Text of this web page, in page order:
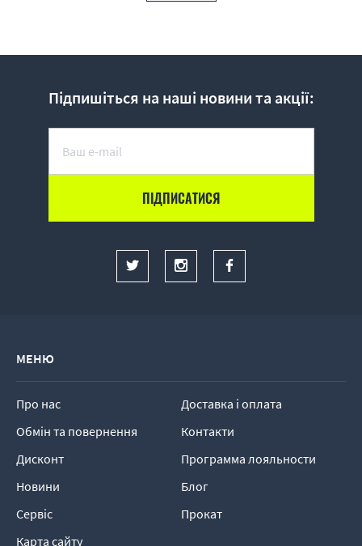
Підпишіться на наші новини та акції:
МЕНЮ
Про нас
Доставка і оплата
Обмін та повернення
Контакти
Дисконт
Программа лояльности
Новини
Блог
Сервіс
Прокат
Карта сайту